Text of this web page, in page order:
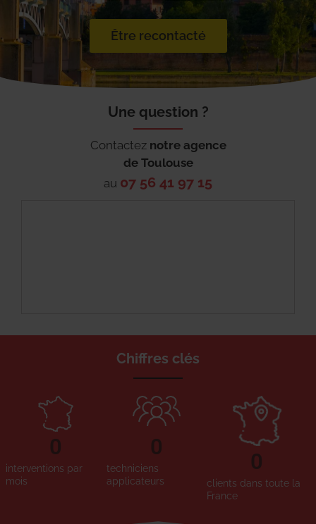
Être recontacté
Une question ?
Contactez notre agence
de Toulouse
au 07 56 41 97 15
Chiffres clés
interventions par
mois
0
techniciens
applicateurs
0
clients dans toute la
France
0